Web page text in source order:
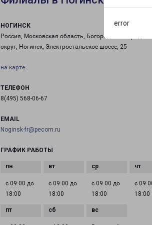
error
НОГИНСК
Россия, Московская область, Богородский городской
округ, Ногинск, Электростальское шоссе, 25
на карте
ТЕЛЕФОН
8(495) 568-06-67
EMAIL
Noginsk-fr@pecom.ru
ГРАФИК РАБОТЫ
с 09:00 до
18:00
с 09:00 до
18:00
с 09:00 до
18:00
с
18:00